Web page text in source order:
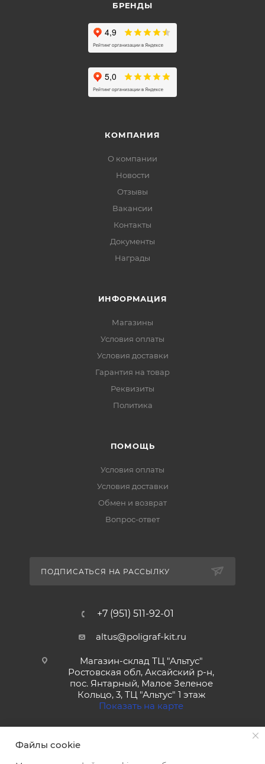
БРЕНДЫ
КОМПАНИЯ
О компании
Новости
Отзывы
Вакансии
Контакты
Документы
Награды
ИНФОРМАЦИЯ
Магазины
Условия оплаты
Условия доставки
Гарантия на товар
Реквизиты
Политика
ПОМОЩЬ
Условия оплаты
Условия доставки
Обмен и возврат
Вопрос-ответ
ПОДПИСАТЬСЯ НА РАССЫЛКУ
+7 (951) 511-92-01
altus@poligraf-kit.ru
Магазин-склад ТЦ "Альтус"
Ростовская обл, Аксайский р-н,
пос. Янтарный, Малое Зеленое
Кольцо, 3, ТЦ "Альтус" 1 этаж
Показать на карте
Файлы cookie